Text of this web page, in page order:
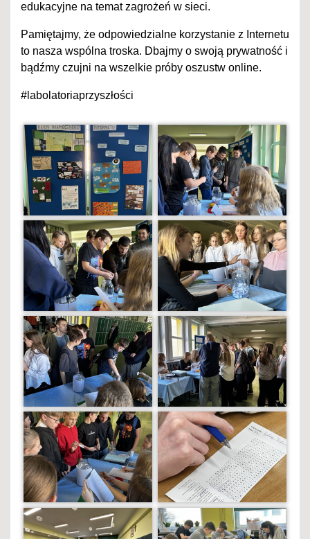
edukacyjne na temat zagrożeń w sieci.
Pamiętajmy, że odpowiedzialne korzystanie z Internetu
to nasza wspólna troska. Dbajmy o swoją prywatność i
bądźmy czujni na wszelkie próby oszustw online.
#labolatoriaprzyszłości